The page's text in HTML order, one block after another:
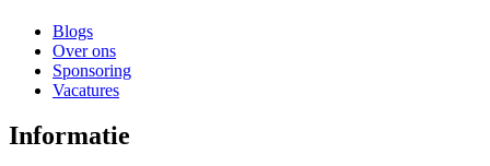
Blogs
Over ons
Sponsoring
Vacatures
Informatie